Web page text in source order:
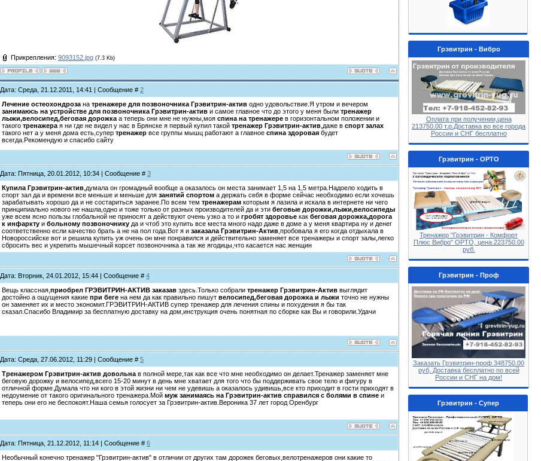
Прикрепления: 9093152.jpg (7.3 Kb)
Дата: Среда, 21.12.2011, 14:41 | Сообщение # 2
Лечение остеохондроза на тренажере для позвоночника Грэвитрин-актив одно удовольствие.Я утром и вечером
занимаюсь на устройстве для позвоночника Грэвитрин-актив и самое главное что до этого у меня были тренажер
лыжи,велосипед,беговая дорожка а теперь они мне не нужны,моя спина на тренажере в горизонтальном положении и
такого тренажера я ни где не видел у нас в Брянске я первый купил такой тренажер Грэвитрин-актив ,даже в спорт залах
такого нет а у меня дома есть,супер тренажер все группы мышц работают а главное спина здоровая будет
всегда.Рекомендую и спасибо сайту
Дата: Пятница, 20.01.2012, 10:34 | Сообщение # 3
Купила Грэвитрин-актив ,думала он громадный вообще а оказалось он места занимает 1,5 на 1,5 метра.Надоело ходить в
спорт зал да и времени все меньше и меньше для занятий спортом а держать себя в форме сейчас необходимо если хочешь
зарабатывать хорошо да и не состариться заранее.По всем тем тренажерам которым я лазила и искала в интернете ни чего
принципиально нового не нашла,одно и тоже только от разных производителей да и эти беговые дорожки,лыжи,велосипеды
уже всем ясно пользы глобальной не приносят а действуют очень узко а то и гробят здоровье как беговая дорожка,дорога
к инфаркту и больному позвоночнику да и чтоб это купить все места много надо даже в доме а у меня квартира ну и денег
соответственно если качество брать а не на пол года.Вот я и заказала Грэвитрин-Актив ,пробовала я его когда отдыхала в
Новороссийске вот и решила купить уж очень он мне понравился и действительно заменяет все тренажеры и спорт залы,легко
сбросить вес и укрепить мышечный корсет позвоночника а так же ягодицы,что касается нас женщин
Дата: Вторник, 24.01.2012, 15:44 | Сообщение # 4
Вещь классная, приобрел ГРЭВИТРИН-АКТИВ заказав здесь.Только собрали тренажер Грэвитрин-Актив выглядит
достойно а ощущения какие при беге на нем да как правильно пишут велосипед,беговая дорожка и лыжи точно не нужны
он заменяет их и место экономит.ГРЭВИТРИН-АКТИВ супер тренажер для лечения спины и похудения я бы так
сказал.Спасибо Владимир за бесплатную доставку на дом,инструкция очень понятная по сборке как Вы и говорили.Удачи
Дата: Среда, 27.06.2012, 11:29 | Сообщение # 5
Тренажером Грэвитрин-актив довольна в полной мере,так как все что мне необходимо он делает.Тренажер заменяет мне
беговую дорожку и велосипед,всего 15-20 минут в день мне хватает для того что бы поддерживать свое тело и фигуру в
отличной форме.Думала что ни кого в этой жизни ни чем не удевишь а оказалось удивишь,все кто приходит в гости приходят в
недоумение от такого оригинального тренажера.Мой муж занимаясь на Грэвитрин-актив справился с болями в спине и
теперь они его не беспокоят.Наша семья голосует за Грэвитрин-актив.Вероника 37 лет город Оренбург
Дата: Пятница, 21.12.2012, 11:14 | Сообщение # 6
Необычный конечно тренажер "Грэвитрин-актив" в отличии от других там дорожек беговых,велотренажеров они какие то
Грэвитрин - Вибро
Оплата при получении,цена
213750.00 т.р.Доставка во все города
России и СНГ бесплатно
Грэвитрин - ОРТО
Тренажер "Грэвитрин - Комфорт
Плюс Вибро" ОРТО, цена 223750.00
руб.
Грэвитрин - Проф
Заказать Грэвитрин-проф 348750.00
руб, Доставка бесплатно по всей
России и СНГ на дом!
Грэвитрин - Супер